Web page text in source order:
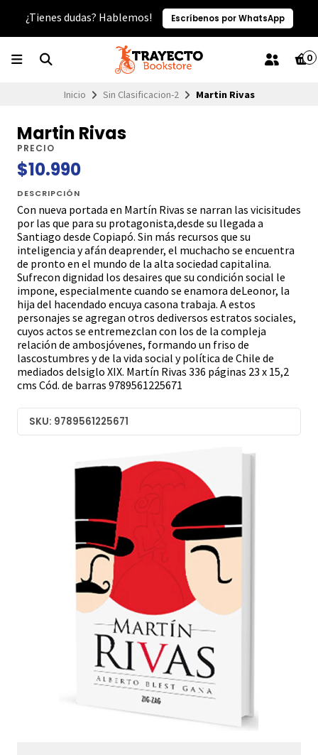
¿Tienes dudas? Hablemos! Escríbenos por WhatsApp
0
Inicio Sin Clasificacion-2 Martin Rivas
Martin Rivas
PRECIO
$10.990
DESCRIPCIÓN
Con nueva portada en Martín Rivas se narran las vicisitudes
por las que para su protagonista,desde su llegada a
Santiago desde Copiapó. Sin más recursos que su
inteligencia y afán deaprender, el muchacho se encuentra
de pronto en el mundo de la alta sociedad capitalina.
Sufrecon dignidad los desaires que su condición social le
impone, especialmente cuando se enamora deLeonor, la
hija del hacendado encuya casona trabaja. A estos
personajes se agregan otros dediversos estratos sociales,
cuyos actos se entremezclan con los de la compleja
relación de ambosjóvenes, formando un friso de
lascostumbres y de la vida social y política de Chile de
mediados delsiglo XIX. Martín Rivas 336 páginas 23 x 15,2
cms Cód. de barras 9789561225671
SKU: 9789561225671